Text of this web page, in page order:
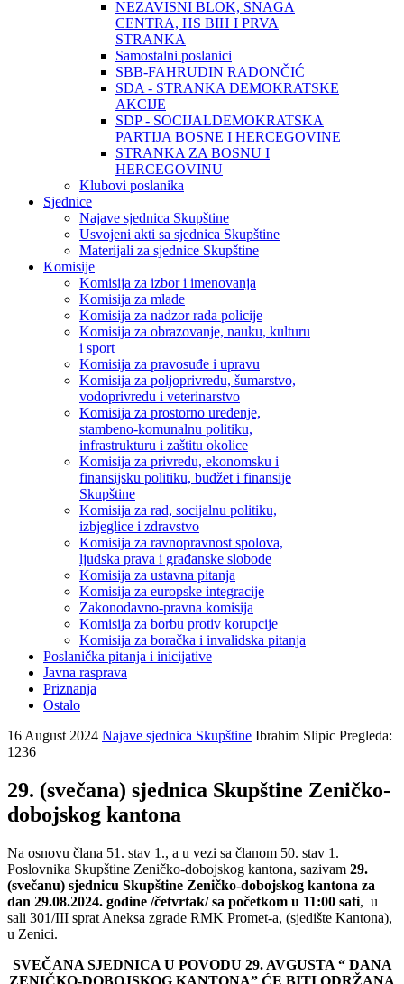
NEZAVISNI BLOK, SNAGA
CENTRA, HS BIH I PRVA
STRANKA
Samostalni poslanici
SBB-FAHRUDIN RADONČIĆ
SDA - STRANKA DEMOKRATSKE
AKCIJE
SDP - SOCIJALDEMOKRATSKA
PARTIJA BOSNE I HERCEGOVINE
STRANKA ZA BOSNU I
HERCEGOVINU
Klubovi poslanika
Sjednice
Najave sjednica Skupštine
Usvojeni akti sa sjednica Skupštine
Materijali za sjednice Skupštine
Komisije
Komisija za izbor i imenovanja
Komisija za mlade
Komisija za nadzor rada policije
Komisija za obrazovanje, nauku, kulturu
i sport
Komisija za pravosuđe i upravu
Komisija za poljoprivredu, šumarstvo,
vodoprivredu i veterinarstvo
Komisija za prostorno uređenje,
stambeno-komunalnu politiku,
infrastrukturu i zaštitu okolice
Komisija za privredu, ekonomsku i
finansijsku politiku, budžet i finansije
Skupštine
Komisija za rad, socijalnu politiku,
izbjeglice i zdravstvo
Komisija za ravnopravnost spolova,
ljudska prava i građanske slobode
Komisija za ustavna pitanja
Komisija za europske integracije
Zakonodavno-pravna komisija
Komisija za borbu protiv korupcije
Komisija za boračka i invalidska pitanja
Poslanička pitanja i inicijative
Javna rasprava
Priznanja
Ostalo
16 August 2024 Najave sjednica Skupštine Ibrahim Slipic Pregleda:
1236
29. (svečana) sjednica Skupštine Zeničko-
dobojskog kantona
Na osnovu člana 51. stav 1., a u vezi sa članom 50. stav 1.
Poslovnika Skupštine Zeničko-dobojskog kantona, sazivam 29.
(svečanu) sjednicu Skupštine Zeničko-dobojskog kantona za
dan 29.08.2024. godine /četvrtak/ sa početkom u 11:00 sati, u
sali 301/III sprat Aneksa zgrade RMK Promet-a, (sjedište Kantona),
u Zenici.
SVEČANA SJEDNICA U POVODU 29. AVGUSTA “ DANA
ZENIČKO-DOBOJSKOG KANTONA” ĆE BITI ODRŽANA